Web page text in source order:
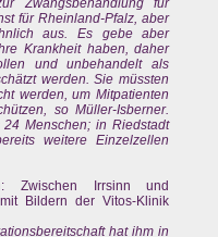
für Rheinland-Pfalz, aber
aus. Es gebe aber
Krankheit haben, daher
und unbehandelt als
werden. Sie müssten
werden, um Mitpatienten
so Müller-Isberner.
Menschen; in Riedstadt
weitere Einzelzellen
Zwischen Irrsinn und
Bildern der Vitos-Klinik
hat ihm in